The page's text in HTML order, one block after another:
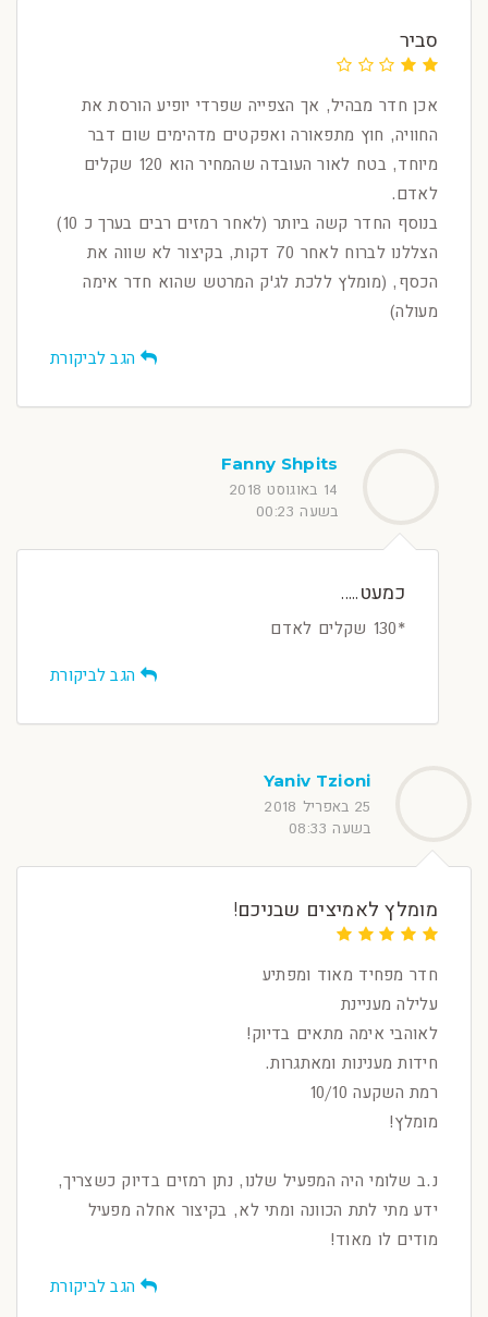
סביר
אכן חדר מבהיל, אך הצפייה שפרדי יופיע הורסת את
החוויה, חוץ מתפאורה ואפקטים מדהימים שום דבר
מיוחד, בטח לאור העובדה שהמחיר הוא 120 שקלים
לאדם.
בנוסף החדר קשה ביותר (לאחר רמזים רבים בערך כ 10)
הצללנו לברוח לאחר 70 דקות, בקיצור לא שווה את
הכסף, (מומלץ ללכת לג'ק המרטש שהוא חדר אימה
מעולה)
הגב לביקורת
Fanny Shpits
14 באוגוסט 2018
בשעה 00:23
כמעט.....
*130 שקלים לאדם
הגב לביקורת
Yaniv Tzioni
25 באפריל 2018
בשעה 08:33
מומלץ לאמיצים שבניכם!
חדר מפחיד מאוד ומפתיע
עלילה מעניינת
לאוהבי אימה מתאים בדיוק!
חידות מענינות ומאתגרות.
רמת השקעה 10/10
מומלץ!
נ.ב שלומי היה המפעיל שלנו, נתן רמזים בדיוק כשצריך,
ידע מתי לתת הכוונה ומתי לא, בקיצור אחלה מפעיל
מודים לו מאוד!
הגב לביקורת